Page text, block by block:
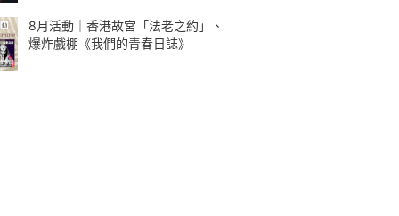
8月活動｜香港故宮「法老之約」、
爆炸戲棚《我們的青春日誌》